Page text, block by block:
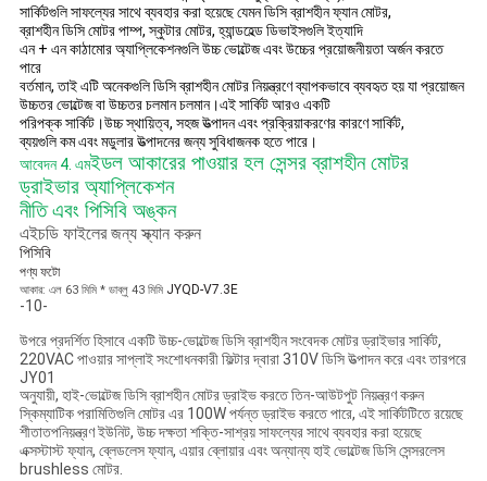
সার্কিটগুলি সাফল্যের সাথে ব্যবহার করা হয়েছে যেমন ডিসি ব্রাশহীন ফ্যান মোটর,
ব্রাশহীন ডিসি মোটর পাম্প, স্কুটার মোটর, হ্যান্ডহেল্ড ডিভাইসগুলি ইত্যাদি
এন + এন কাঠামোর অ্যাপ্লিকেশনগুলি উচ্চ ভোল্টেজ এবং উচ্চের প্রয়োজনীয়তা অর্জন করতে
পারে
বর্তমান, তাই এটি অনেকগুলি ডিসি ব্রাশহীন মোটর নিয়ন্ত্রণে ব্যাপকভাবে ব্যবহৃত হয় যা প্রয়োজন
উচ্চতর ভোল্টেজ বা উচ্চতর চলমান চলমান।এই সার্কিট আরও একটি
পরিপক্ক সার্কিট।উচ্চ স্থায়িত্ব, সহজ উত্পাদন এবং প্রক্রিয়াকরণের কারণে সার্কিট,
ব্যয়গুলি কম এবং মডুলার উত্পাদনের জন্য সুবিধাজনক হতে পারে।
আবেদন 4. এমইডল আকারের পাওয়ার হল সেন্সর ব্রাশহীন মোটর
ড্রাইভার অ্যাপ্লিকেশন
নীতি এবং পিসিবি অঙ্কন
এইচডি ফাইলের জন্য স্ক্যান করুন
পিসিবি
পণ্য ফটো
আকার: এল 63 মিমি * ডাব্লু 43 মিমি JYQD-V7.3E
-10-
উপরে প্রদর্শিত হিসাবে একটি উচ্চ-ভোল্টেজ ডিসি ব্রাশহীন সংবেদক মোটর ড্রাইভার সার্কিট,
220VAC পাওয়ার সাপ্লাই সংশোধনকারী ফিল্টার দ্বারা 310V ডিসি উত্পাদন করে এবং তারপরে
JY01
অনুযায়ী, হাই-ভোল্টেজ ডিসি ব্রাশহীন মোটর ড্রাইভ করতে তিন-আউটপুট নিয়ন্ত্রণ করুন
স্কিম্যাটিক পরামিতিগুলি মোটর এর 100W পর্যন্ত ড্রাইভ করতে পারে, এই সার্কিটটিতে রয়েছে
শীতাতপনিয়ন্ত্রণ ইউনিট, উচ্চ দক্ষতা শক্তি-সাশ্রয় সাফল্যের সাথে ব্যবহার করা হয়েছে
এক্সস্টাস্ট ফ্যান, ব্লেডলেস ফ্যান, এয়ার ব্লোয়ার এবং অন্যান্য হাই ভোল্টেজ ডিসি সেন্সরলেস
brushless মোটর.